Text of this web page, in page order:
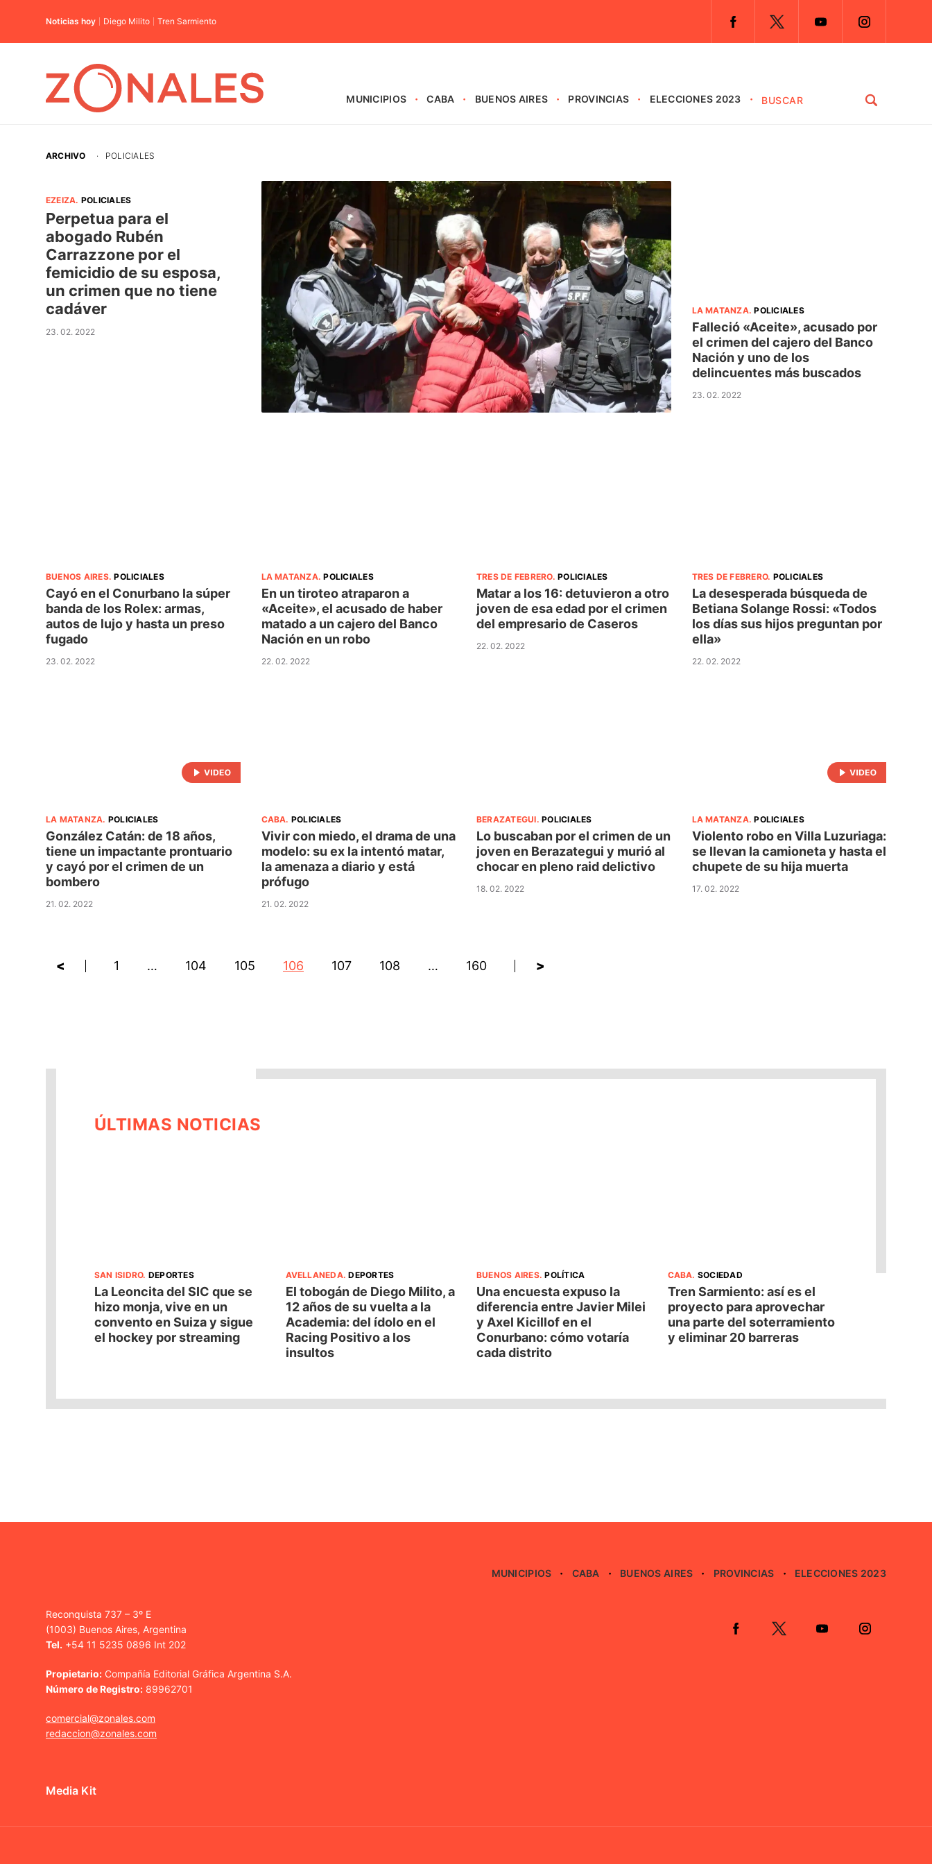
Noticias hoy Diego Milito Tren Sarmiento
MUNICIPIOS CABA BUENOS AIRES PROVINCIAS ELECCIONES 2023
ARCHIVO · POLICIALES
EZEIZA. POLICIALES
Perpetua para el
abogado Rubén
Carrazzone por el
femicidio de su esposa,
un crimen que no tiene
cadáver
23. 02. 2022
LA MATANZA.POLICIALES
Falleció «Aceite», acusado por
el crimen del cajero del Banco
Nación y uno de los
delincuentes más buscados
23. 02. 2022
BUENOS AIRES.POLICIALES
Cayó en el Conurbano la súper
banda de los Rolex: armas,
autos de lujo y hasta un preso
fugado
23. 02. 2022
LA MATANZA.POLICIALES
En un tiroteo atraparon a
«Aceite», el acusado de haber
matado a un cajero del Banco
Nación en un robo
22. 02. 2022
TRES DE FEBRERO.POLICIALES
Matar a los 16: detuvieron a otro
joven de esa edad por el crimen
del empresario de Caseros
22. 02. 2022
TRES DE FEBRERO. POLICIALES
La desesperada búsqueda de
Betiana Solange Rossi: «Todos
los días sus hijos preguntan por
ella»
22. 02. 2022
LA MATANZA. POLICIALES
González Catán: de 18 años,
tiene un impactante prontuario
y cayó por el crimen de un
bombero
21. 02. 2022
CABA. POLICIALES
Vivir con miedo, el drama de una
modelo: su ex la intentó matar,
la amenaza a diario y está
prófugo
21. 02. 2022
BERAZATEGUI.POLICIALES
Lo buscaban por el crimen de un
joven en Berazategui y murió al
chocar en pleno raid delictivo
18. 02. 2022
LA MATANZA.POLICIALES
Violento robo en Villa Luzuriaga:
se llevan la camioneta y hasta el
chupete de su hija muerta
17. 02. 2022
< 1 … 104 105 106 107 108 … 160 >
ÚLTIMAS NOTICIAS
SAN ISIDRO. DEPORTES
La Leoncita del SIC que se
hizo monja, vive en un
convento en Suiza y sigue
el hockey por streaming
AVELLANEDA.DEPORTES
El tobogán de Diego Milito, a
12 años de su vuelta a la
Academia: del ídolo en el
Racing Positivo a los
insultos
BUENOS AIRES.POLÍTICA
Una encuesta expuso la
diferencia entre Javier Milei
y Axel Kicillof en el
Conurbano: cómo votaría
cada distrito
CABA. SOCIEDAD
Tren Sarmiento: así es el
proyecto para aprovechar
una parte del soterramiento
y eliminar 20 barreras
MUNICIPIOS CABA BUENOS AIRES PROVINCIAS ELECCIONES 2023
Reconquista 737 – 3º E
(1003) Buenos Aires, Argentina
Tel. +54 11 5235 0896 Int 202
Propietario: Compañía Editorial Gráfica Argentina S.A.
Número de Registro: 89962701
comercial@zonales.com
redaccion@zonales.com
Media Kit